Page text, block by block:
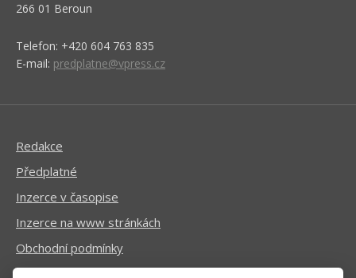
266 01 Beroun
Telefon: +420 604 763 835
E-mail: predplatne@vpress.cz
Redakce
Předplatné
Inzerce v časopise
Inzerce na www stránkách
Obchodní podmínky
Ochrana osobních údajů